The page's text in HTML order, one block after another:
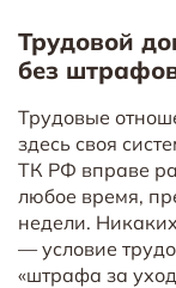
Трудовой
без
Трудовые
здесь своя
ТК РФ вправе
любое время,
недели.
— условие
«штрафа за